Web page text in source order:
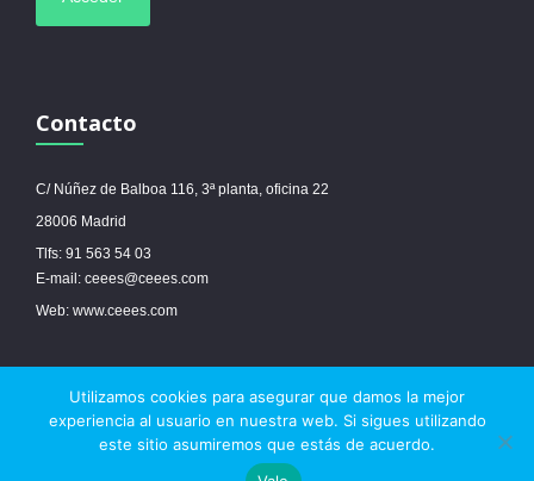
Contacto
C/ Núñez de Balboa 116, 3ª planta, oficina 22
28006 Madrid
Tlfs: 91 563 54 03
E-mail: ceees@ceees.com
Web: www.ceees.com
© 2017 Ceees - Sitio web desarrollado por espa.es-Aviso legal -Política de
Utilizamos cookies para asegurar que damos la mejor
experiencia al usuario en nuestra web. Si sigues utilizando
este sitio asumiremos que estás de acuerdo.